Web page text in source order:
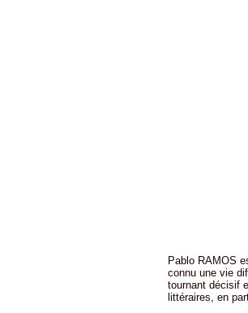
Pablo RAMOS
connu une vie
tournant décisif
littéraires, en